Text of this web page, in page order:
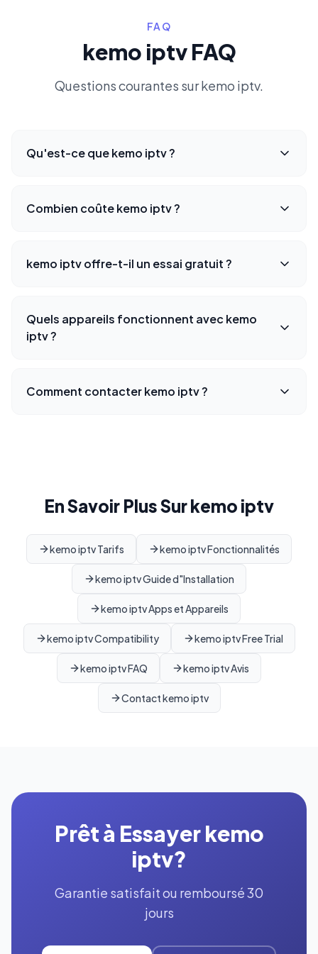
FAQ
kemo iptv FAQ
Questions courantes sur kemo iptv.
Qu'est-ce que kemo iptv ?
Combien coûte kemo iptv ?
kemo iptv offre-t-il un essai gratuit ?
Quels appareils fonctionnent avec kemo
iptv ?
Comment contacter kemo iptv ?
En Savoir Plus Sur kemo iptv
kemo iptv Tarifs kemo iptv Fonctionnalités
kemo iptv Guide d"Installation
kemo iptv Apps et Appareils
kemo iptv Compatibility kemo iptv Free Trial
kemo iptv FAQ kemo iptv Avis
Contact kemo iptv
Prêt à Essayer kemo
iptv?
Garantie satisfait ou remboursé 30
jours